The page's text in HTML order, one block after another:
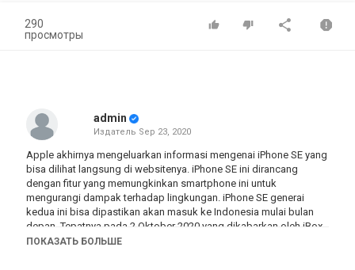
290
просмотры
admin
Издатель Sep 23, 2020
Apple akhirnya mengeluarkan informasi mengenai iPhone SE yang
bisa dilihat langsung di websitenya. iPhone SE ini dirancang
dengan fitur yang memungkinkan smartphone ini untuk
mengurangi dampak terhadap lingkungan. iPhone SE generai
kedua ini bisa dipastikan akan masuk ke Indonesia mulai bulan
depan. Tepatnya pada 2 Oktober 2020 yang dikabarkan oleh iBox
Indonesia melalui akun instagramnya. Penasaran dengan Hal-hal
ПОКАЗАТЬ БОЛЬШЕ